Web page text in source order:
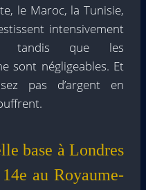
le Maroc, la Tunisie,
intensivement
tandis que les
sont négligeables. Et
pas d’argent en
base à Londres
au Royaume-